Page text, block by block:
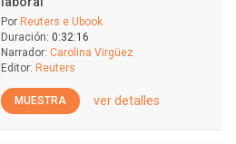
Por Reuters e Ubook
Duración: 0:32:16
Narrador: Carolina Virgüez
Editor: Reuters
MUESTRA ver detalles